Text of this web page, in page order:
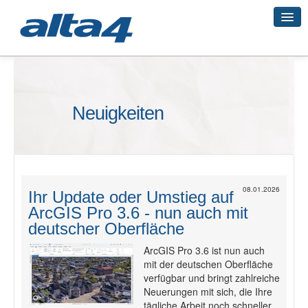
Smart City
3D-Vermessung
Neuigkeiten
08.01.2026
Ihr Update oder Umstieg auf
ArcGIS Pro 3.6 - nun auch mit
deutscher Oberfläche
ArcGIS Pro 3.6 ist nun auch
mit der deutschen Oberfläche
verfügbar und bringt zahlreiche
Neuerungen mit sich, die Ihre
tägliche Arbeit noch schneller,